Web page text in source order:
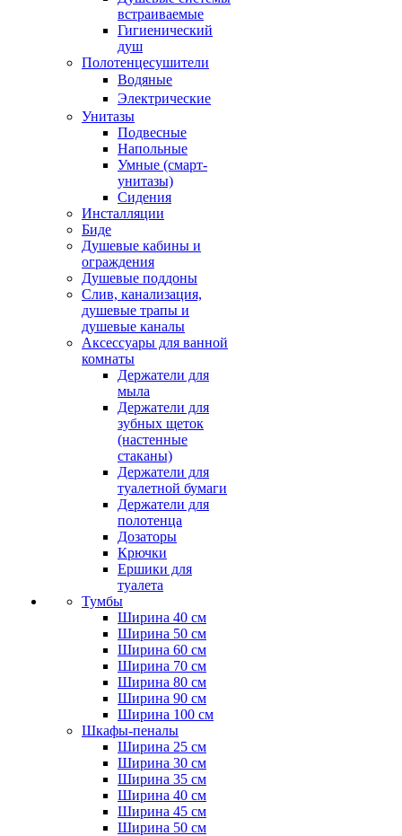
встраиваемые
Гигиенический
душ
Полотенцесушители
ㅤВодяные
ㅤЭлектрические
Унитазы
Подвесные
Напольные
Умные (смарт-
унитазы)
Сидения
Инсталляции
Биде
Душевые кабины и
ограждения
Душевые поддоны
Слив, канализация,
душевые трапы и
душевые каналы
Аксессуары для ванной
комнаты
Держатели для
мыла
Держатели для
зубных щеток
(настенные
стаканы)
Держатели для
туалетной бумаги
Держатели для
полотенца
Дозаторы
Крючки
Ершики для
туалета
Тумбы
Ширина 40 см
Ширина 50 см
Ширина 60 см
Ширина 70 см
Ширина 80 см
Ширина 90 см
Ширина 100 см
Шкафы-пеналы
Ширина 25 см
Ширина 30 см
Ширина 35 см
Ширина 40 см
Ширина 45 см
Ширина 50 см